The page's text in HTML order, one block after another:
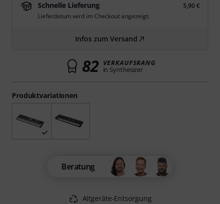
Produktvariationen
Schnelle Lieferung
5,90 €
Lieferdatum wird im Checkout angezeigt.
Infos zum Versand
82 VERKAUFSRANG
in Synthesizer
Beratung
Altgeräte-Entsorgung